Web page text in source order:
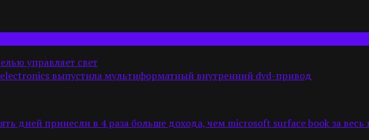
управляет свет
выпустила мультиформатный внутренний dvd-привод
дней принесли в 4 раза больше дохода, чем microsoft surface book за весь